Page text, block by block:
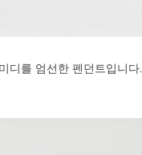
디를 엄선한 펜던트입니다.